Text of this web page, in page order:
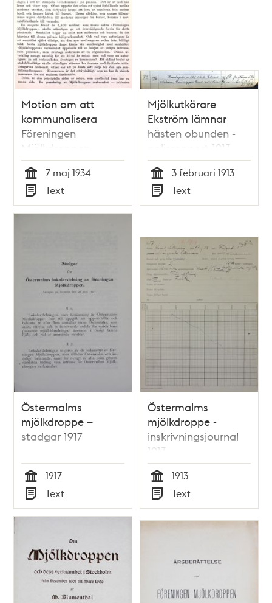
Motion om att
kommunalisera
Föreningen
Mjölkdroppen -
stadsfullmäktige
1934
Tid
7 maj 1934
Typ
Text
Mjölkutkörare
Ekström lämnar
hästen obunden -
polisrapport 1913
Tid
3 februari 1913
Typ
Text
Östermalms
mjölkdroppe –
stadgar 1917
Tid
1917
Typ
Text
Östermalms
mjölkdroppe -
inskrivningsjournal
1913
Tid
1913
Typ
Text